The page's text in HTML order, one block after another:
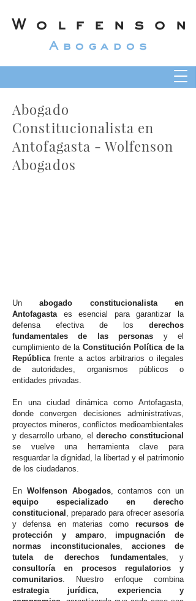
Wolfenson
Abogados
Abogado
Constitucionalista en
Antofagasta - Wolfenson
Abogados
Unabogado constitucionalista en
Antofagastaes esencial para garantizar la
defensa efectiva de los derechos
fundamentales de las personas y el
cumplimiento de la Constitución Política de la
Repúblicafrente a actos arbitrarios o ilegales
de autoridades, organismos públicos o
entidades privadas.
En una ciudad dinámica como Antofagasta,
donde convergen decisiones administrativas,
proyectos mineros, conflictos medioambientales
y desarrollo urbano, el derecho constitucional
se vuelve una herramienta clave para
resguardar la dignidad, la libertad y el patrimonio
de los ciudadanos.
En Wolfenson Abogados, contamos con un
equipo especializado en derecho
constitucional , preparado para ofrecer asesoría
y defensa en materias como recursos de
protección y amparo, impugnación de
normas inconstitucionales, acciones de
tutela de derechos fundamentales, y
consultoría en procesos regulatorios y
comunitarios. Nuestro enfoque combina
estrategia jurídica, experiencia y